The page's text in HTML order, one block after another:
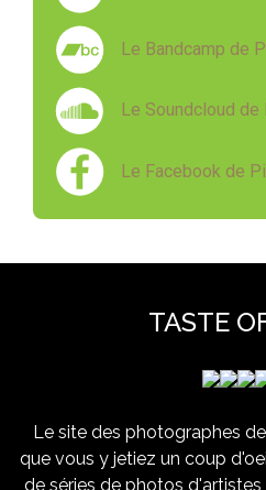
Le Bandcamp de
Le Soundcloud de
Le Facebook de
TASTE
Le site des photographes
que vous y jetiez un coup
de séries de photos d'artistes